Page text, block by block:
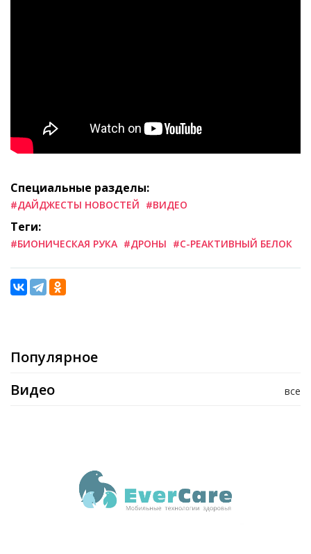
Специальные разделы:
#ДАЙДЖЕСТЫ НОВОСТЕЙ #ВИДЕО
Теги:
#БИОНИЧЕСКАЯ РУКА #ДРОНЫ #C-РЕАКТИВНЫЙ БЕЛОК
Популярное
все
Видео